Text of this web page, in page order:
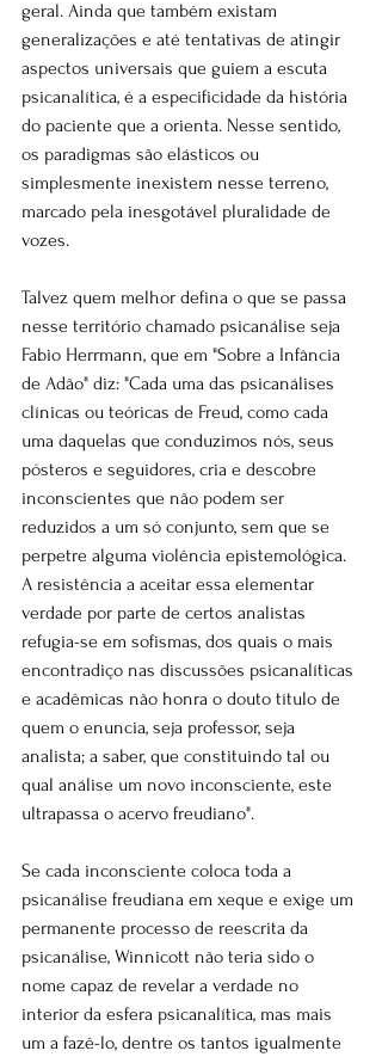
geral. Ainda que também existam
generalizações e até tentativas de atingir
aspectos universais que guiem a escuta
psicanalítica, é a especificidade da história
do paciente que a orienta. Nesse sentido,
os paradigmas são elásticos ou
simplesmente inexistem nesse terreno,
marcado pela inesgotável pluralidade de
vozes.
Talvez quem melhor defina o que se passa
nesse território chamado psicanálise seja
Fabio Herrmann, que em "Sobre a Infância
de Adão" diz: "Cada uma das psicanálises
clínicas ou teóricas de Freud, como cada
uma daquelas que conduzimos nós, seus
pósteros e seguidores, cria e descobre
inconscientes que não podem ser
reduzidos a um só conjunto, sem que se
perpetre alguma violência epistemológica.
A resistência a aceitar essa elementar
verdade por parte de certos analistas
refugia-se em sofismas, dos quais o mais
encontradiço nas discussões psicanalíticas
e acadêmicas não honra o douto título de
quem o enuncia, seja professor, seja
analista; a saber, que constituindo tal ou
qual análise um novo inconsciente, este
ultrapassa o acervo freudiano".
Se cada inconsciente coloca toda a
psicanálise freudiana em xeque e exige um
permanente processo de reescrita da
psicanálise, Winnicott não teria sido o
nome capaz de revelar a verdade no
interior da esfera psicanalítica, mas mais
um a fazê-lo, dentre os tantos igualmente